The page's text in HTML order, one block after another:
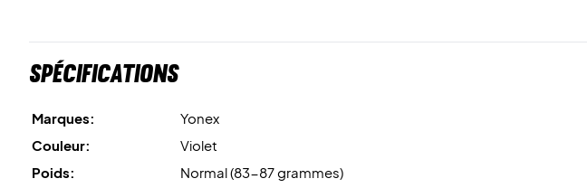
Spécifications
Marques:
Yonex
Couleur:
Violet
Poids:
Normal (83-87 grammes)